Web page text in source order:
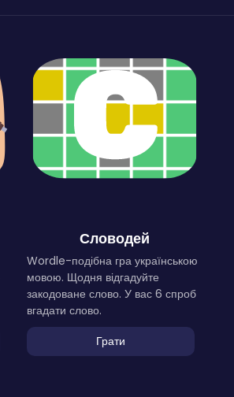
Словодей
Wordle-подібна гра українською
мовою. Щодня відгадуйте
закодоване слово. У вас 6 спроб
вгадати слово.
Грати